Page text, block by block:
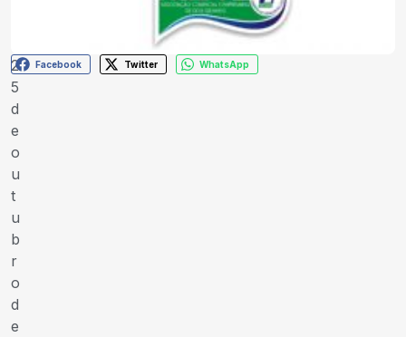
2
5
d
e
o
u
t
u
b
r
o
d
e
Facebook Twitter WhatsApp